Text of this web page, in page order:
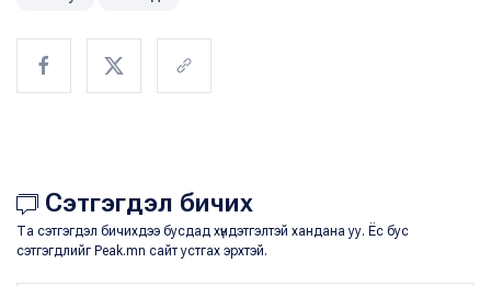
Сэтгэгдэл бичих
Та сэтгэгдэл бичихдээ бусдад хүндэтгэлтэй хандана уу. Ёс бус
сэтгэгдлийг Peak.mn сайт устгах эрхтэй.